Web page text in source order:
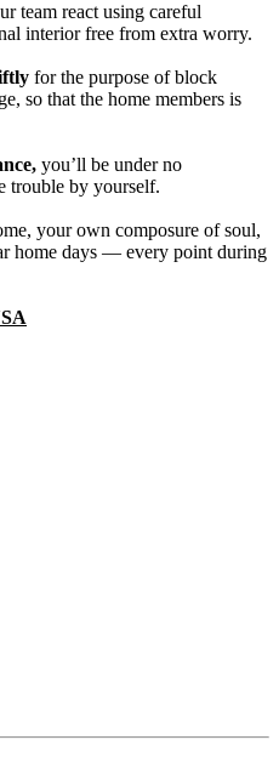
team react using careful
interior free from extra worry.
for the purpose of block
so that the home members is
you’ll be under no
trouble by yourself.
your own composure of soul,
home days — every point during